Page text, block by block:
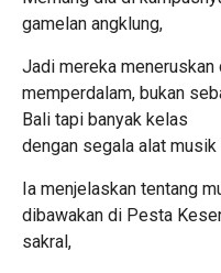
gamelan angklung,
Jadi mereka meneruskan
memperdalam, bukan
Bali tapi banyak kelas
dengan segala alat musik
Ia menjelaskan tentang
dibawakan di Pesta
sakral,